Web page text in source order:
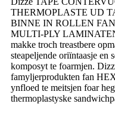
THERMOPLASTE UD
BINNE IN ROLLEN
MULTI-PLY
makke troch treastbere
steapeljende oriïntaasje en
komposyt te foarmjen.
famyljerprodukten fan
ynfloed te meitsjen foar
thermoplastyske